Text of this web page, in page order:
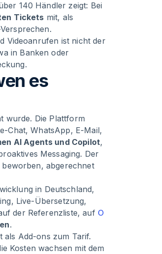
140 Händler zeigt: Bei
Tickets mit, als
Videoanrufen ist nicht der
in Banken oder
es
wurde. Die Plattform
Chat, WhatsApp, E-Mail,
AI Agents und Copilot,
Messaging. Der
abgerechnet
in Deutschland,
Live-Übersetzung,
der Referenzliste, auf O
.
als Add-ons zum Tarif.
Kosten wachsen mit dem